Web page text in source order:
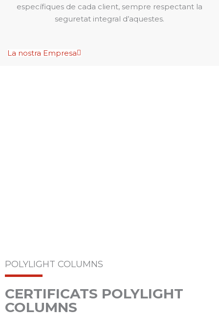
específiques de cada client, sempre respectant la
seguretat integral d’aquestes.
La nostra Empresa
POLYLIGHT COLUMNS
CERTIFICATS POLYLIGHT
COLUMNS